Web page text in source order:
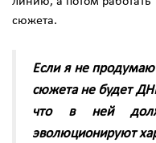
сюжета.
Если я не продумаю
сюжета не будет
что в ней
эволюционируют